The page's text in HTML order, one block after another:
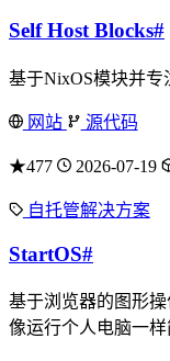
Self Host Blocks#
基于NixOS模块并专
网站 源代码
★477 2026-07-19
自托管解决方案
StartOS#
基于浏览器的图形
像运行个人电脑一样